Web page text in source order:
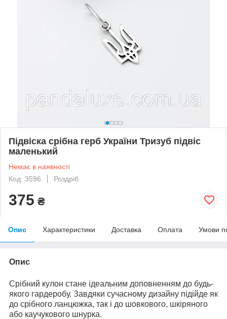
Підвіска срібна герб України Тризуб підвіс
маленький
Немає в наявності
Код: 3596
Роздріб
375 ₴
Опис Характеристики Доставка Оплата Умови
Опис
Срібний кулон стане ідеальним доповненням до будь-
якого гардеробу. Завдяки сучасному дизайну підійде як
до срібного ланцюжка, так і до шовкового, шкіряного
або каучукового шнурка.